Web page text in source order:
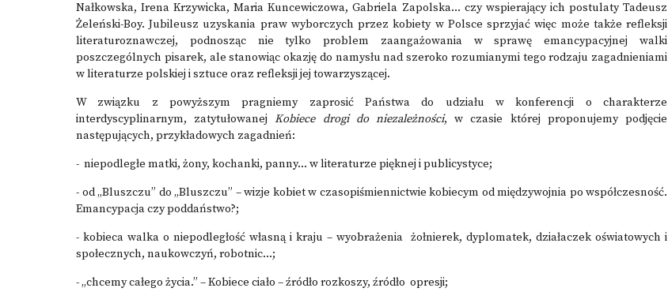
Nałkowska, Irena Krzywicka, Maria Kuncewiczowa, Gabriela Zapolska… czy wspierający ich postulaty Tadeusz
Żeleński-Boy. Jubileusz uzyskania praw wyborczych przez kobiety w Polsce sprzyjać więc może także refleksji
literaturoznawczej, podnosząc nie tylko problem zaangażowania w sprawę emancypacyjnej walki
poszczególnych pisarek, ale stanowiąc okazję do namysłu nad szeroko rozumianymi tego rodzaju zagadnieniami
w literaturze polskiej i sztuce oraz refleksji jej towarzyszącej.
W związku z powyższym pragniemy zaprosić Państwa do udziału w konferencji o charakterze
interdyscyplinarnym, zatytułowanejKobiece drogi do niezależności, w czasie której proponujemy podjęcie
następujących, przykładowych zagadnień:
- niepodległe matki, żony, kochanki, panny… w literaturze pięknej i publicystyce;
- od „Bluszczu” do „Bluszczu” – wizje kobiet w czasopiśmiennictwie kobiecym od międzywojnia po współczesność.
Emancypacja czy poddaństwo?;
- kobieca walka o niepodległość własną i kraju – wyobrażenia żołnierek, dyplomatek, działaczek oświatowych i
społecznych, naukowczyń, robotnic…;
- „chcemy całego życia.” – Kobiece ciało – źródło rozkoszy, źródło opresji;